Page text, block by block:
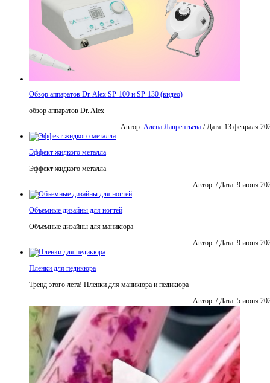
Обзор аппаратов Dr. Alex SP-100 и SP-130 (видео)
обзор аппаратов Dr. Alex
Автор: Алена Лаврентьева / Дата: 13 февраля
Эффект жидкого металла
Эффект жидкого металла
Автор: / Дата: 9 июня
Объемные дизайны для ногтей
Объемные дизайны для маникюра
Автор: / Дата: 9 июня
Пленки для педикюра
Тренд этого лета! Пленки для маникюра и педикюра
Автор: / Дата: 5 июня